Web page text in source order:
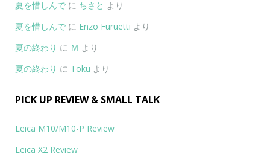
夏を惜しんで に ちさと より
夏を惜しんで に Enzo Furuetti より
夏の終わり に Ｍ より
夏の終わり に Toku より
PICK UP REVIEW & SMALL TALK
Leica M10/M10-P Review
Leica X2 Review